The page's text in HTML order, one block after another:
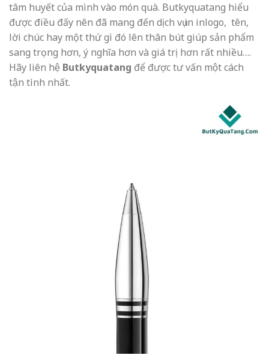
tâm huyết của mình vào món quà. Butkyquatang hiểu
được điều đấy nên đã mang đến dịch vụ in inlogo, tên,
lời chúc hay một thứ gì đó lên thân bút giúp sản phẩm
sang trọng hơn, ý nghĩa hơn và giá trị hơn rất nhiều….
Hãy liên hệ Butkyquatang để được tư vấn một cách
tận tình nhất.